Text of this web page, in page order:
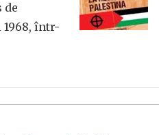
de
într-